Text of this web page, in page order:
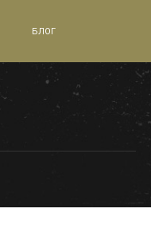
БЛОГ